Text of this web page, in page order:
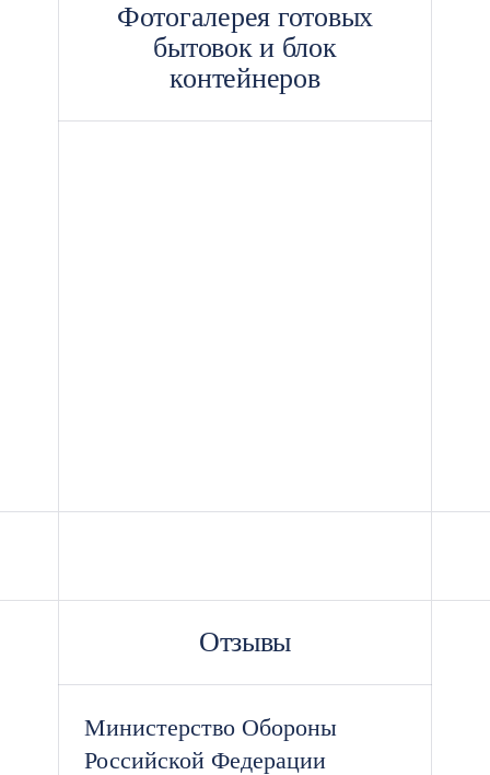
Фотогалерея готовых
бытовок и блок
контейнеров
Отзывы
Министерство Обороны
Российской Федерации